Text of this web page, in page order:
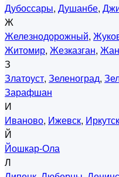
Дубоссары, Душанбе,
Ж
Железнодорожный,
Житомир, Жезказган,
З
Златоуст, Зеленоград,
Зарафшан
И
Иваново, Ижевск, Иркутск
Й
Йошкар-Ола
Л